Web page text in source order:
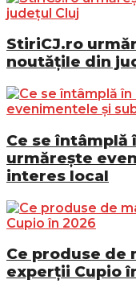
StiriCJ.ro
noutățile din
Ce se întâmplă
urmărește
interes local
Ce produse de
experții Cupio